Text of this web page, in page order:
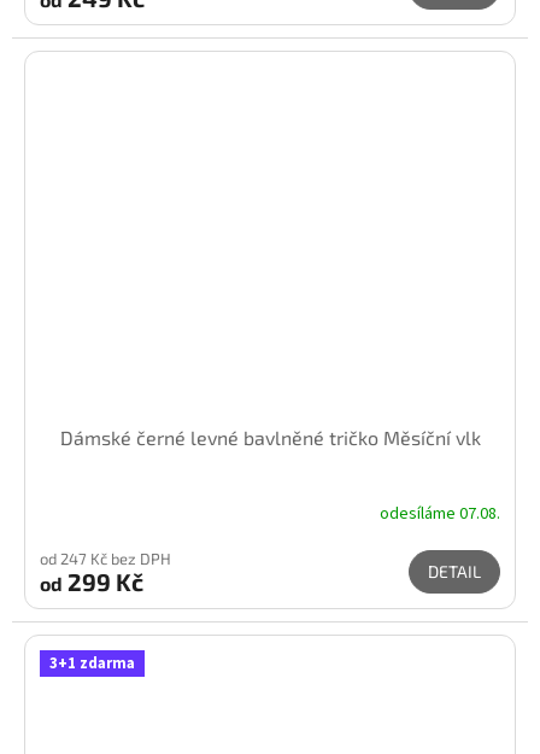
Dámské černé levné bavlněné tričko Měsíční vlk
odesíláme 07.08.
od 247 Kč bez DPH
od 299 Kč DETAIL
3+1 zdarma